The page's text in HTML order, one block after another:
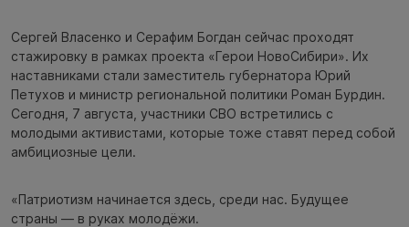
Сергей Власенко и Серафим Богдан сейчас проходят
стажировку в рамках проекта «Герои НовоСибири». Их
наставниками стали заместитель губернатора Юрий
Петухов и министр региональной политики Роман Бурдин.
Сегодня, 7 августа, участники СВО встретились с
молодыми активистами, которые тоже ставят перед собой
амбициозные цели.
«Патриотизм начинается здесь, среди нас. Будущее
страны — в руках молодёжи.